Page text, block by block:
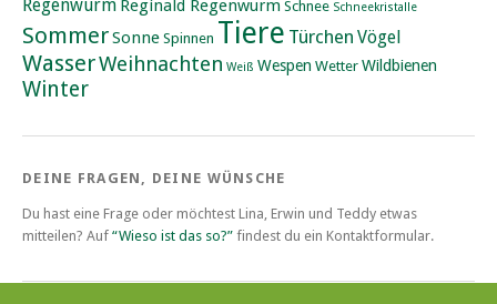
Regenwurm Reginald Regenwurm Schnee Schneekristalle
SommerSonne Spinnen Tiere Türchen Vögel
WasserWeihnachten Weiß Wespen Wetter Wildbienen
Winter
DEINE FRAGEN, DEINE WÜNSCHE
Du hast eine Frage oder möchtest Lina, Erwin und Teddy etwas
mitteilen? Auf “Wieso ist das so?” findest du ein Kontaktformular.